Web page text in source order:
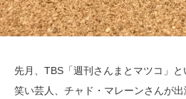
先月、TBS「週刊さんまとマツコ」
笑い芸人、チャド・マレーンさんが出